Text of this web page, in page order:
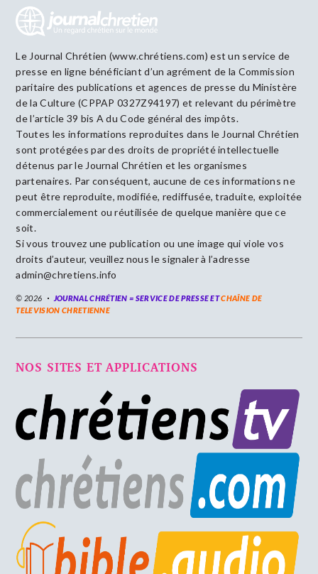
Le Journal Chrétien (www.chrétiens.com) est un service de
presse en ligne bénéficiant d’un agrément de la Commission
paritaire des publications et agences de presse du Ministère
de la Culture (CPPAP 0327Z94197) et relevant du périmètre
de l’article 39 bis A du Code général des impôts.
Toutes les informations reproduites dans le Journal Chrétien
sont protégées par des droits de propriété intellectuelle
détenus par le Journal Chrétien et les organismes
partenaires. Par conséquent, aucune de ces informations ne
peut être reproduite, modifiée, rediffusée, traduite, exploitée
commercialement ou réutilisée de quelque manière que ce
soit.
Si vous trouvez une publication ou une image qui viole vos
droits d’auteur, veuillez nous le signaler à l’adresse
admin@chretiens.info
© 2026 JOURNAL CHRÉTIEN = SERVICE DE PRESSE ETCHAÎNE DE
TELEVISION CHRETIENNE
NOS SITES ET APPLICATIONS